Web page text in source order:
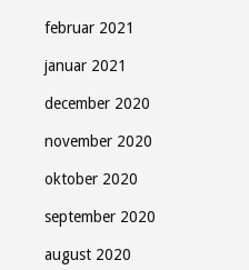
februar 2021
januar 2021
december 2020
november 2020
oktober 2020
september 2020
august 2020